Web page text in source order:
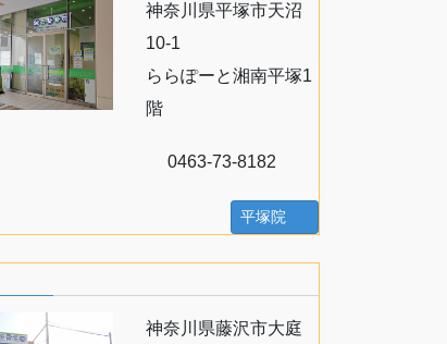
神奈川県平塚市天沼
10-1
ららぽーと湘南平塚1
階
0463-73-8182
平塚院
神奈川県藤沢市大庭